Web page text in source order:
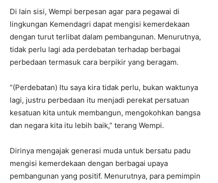
Di lain sisi, Wempi berpesan agar para pegawai di
lingkungan Kemendagri dapat mengisi kemerdekaan
dengan turut terlibat dalam pembangunan. Menurutnya,
tidak perlu lagi ada perdebatan terhadap berbagai
perbedaan termasuk cara berpikir yang beragam.
“(Perdebatan) Itu saya kira tidak perlu, bukan waktunya
lagi, justru perbedaan itu menjadi perekat persatuan
kesatuan kita untuk membangun, mengokohkan bangsa
dan negara kita itu lebih baik,” terang Wempi.
Dirinya mengajak generasi muda untuk bersatu padu
mengisi kemerdekaan dengan berbagai upaya
pembangunan yang positif. Menurutnya, para pemimpin